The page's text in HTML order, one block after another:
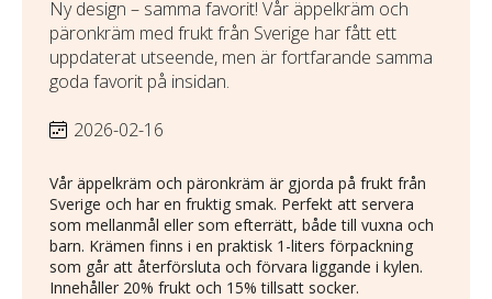
Ny design – samma favorit! Vår äppelkräm och
päronkräm med frukt från Sverige har fått ett
uppdaterat utseende, men är fortfarande samma
goda favorit på insidan.
2026-02-16
Vår äppelkräm och päronkräm är gjorda på frukt från
Sverige och har en fruktig smak. Perfekt att servera
som mellanmål eller som efterrätt, både till vuxna och
barn. Krämen finns i en praktisk 1-liters förpackning
som går att återförsluta och förvara liggande i kylen.
Innehåller 20% frukt och 15% tillsatt socker.